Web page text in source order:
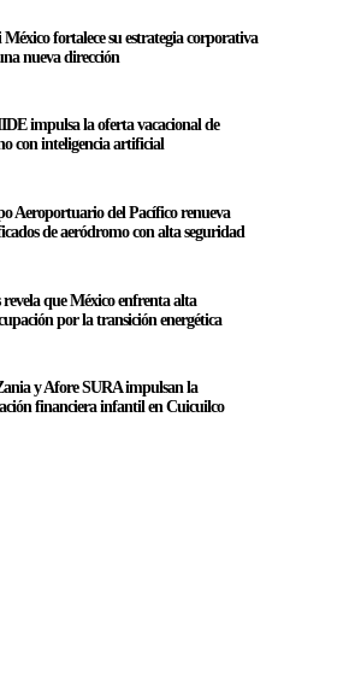
fortalece su estrategia corporativa
nueva dirección
impulsa la oferta vacacional de
con inteligencia artificial
Aeroportuario del Pacífico renueva
de aeródromo con alta seguridad
revela que México enfrenta alta
por la transición energética
y Afore SURA impulsan la
financiera infantil en Cuicuilco